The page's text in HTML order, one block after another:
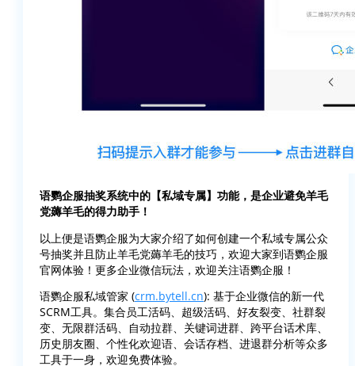
语鹦企服抽奖系统中的【私域专属】功能，是企业避免羊毛
党薅羊毛的得力助手！
以上便是语鹦企服为大家介绍了如何创建一个私域专属公众
号抽奖并且防止羊毛党薅羊毛的技巧，欢迎大家到语鹦企服
官网体验！更多企业微信玩法，欢迎关注语鹦企服！
语鹦企服私域管家 (crm.bytell.cn): 基于企业微信的新一代
SCRM工具。集合员工活码、超级活码、好友裂变、社群裂
变、无限群活码、自动拉群、关键词进群、跨平台话术库、
历史朋友圈、个性化欢迎语、会话存档、进退群分析等众多
工具于一身，欢迎免费体验。